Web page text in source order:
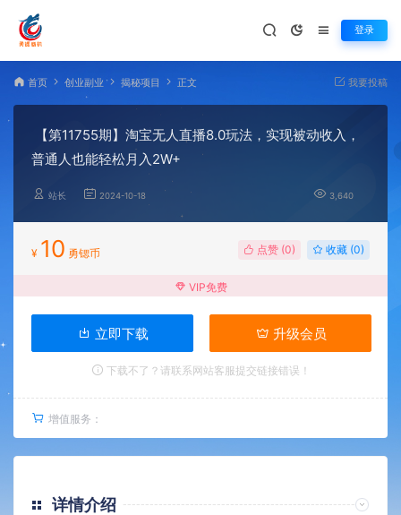
登录
首页 创业副业 揭秘项目 正文 我要投稿
【第11755期】淘宝无人直播8.0玩法，实现被动收入，
普通人也能轻松月入2W+
站长 2024-10-18 3,640
¥ 10 勇锶币 点赞 (0) 收藏 (0)
VIP免费
立即下载 升级会员
下载不了？请联系网站客服提交链接错误！
增值服务：
详情介绍